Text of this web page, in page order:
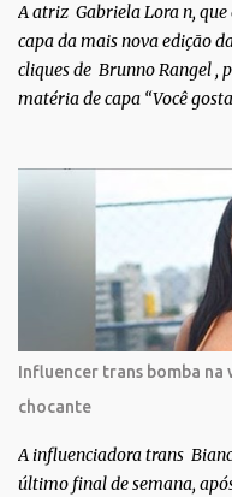
A atriz Gabriela Lora n,
capa da mais nova edição
cliques de Brunno Rangel ,
matéria de capa “Você
convidarem para esse
sobre amor. Todo carinho
ponte disso tudo”,
como linda e a matéria que
de gente que se
extraordinária. O Pele
expor uma diversidade de
especificidades físicas. A
após fazer uma
TV Globo. Na trama, ela inte...
Influencer trans bomba
chocante
A influenciadora trans
último final de semana,